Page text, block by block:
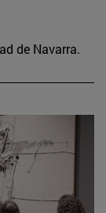
de Navarra.